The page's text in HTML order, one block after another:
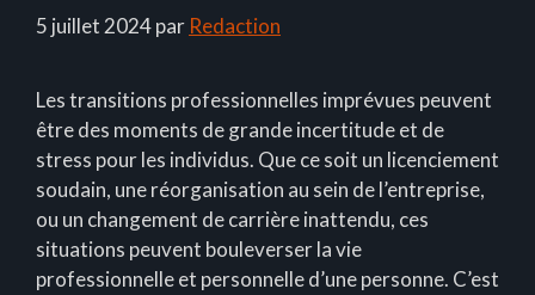
5 juillet 2024par Redaction
Les transitions professionnelles imprévues peuvent
être des moments de grande incertitude et de
stress pour les individus. Que ce soit un licenciement
soudain, une réorganisation au sein de l’entreprise,
ou un changement de carrière inattendu, ces
situations peuvent bouleverser la vie
professionnelle et personnelle d’une personne. C’est